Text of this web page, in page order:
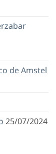
de Amstel
25/07/2024